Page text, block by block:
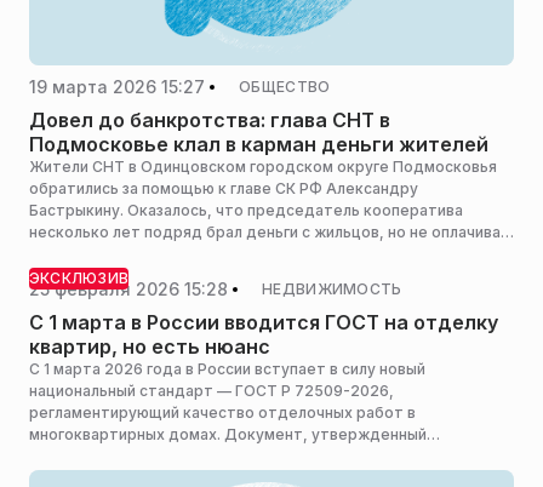
19 марта 2026 15:27 ОБЩЕСТВО
Довел до банкротства: глава СНТ в
Подмосковье клал в карман деньги жителей
Жители СНТ в Одинцовском городском округе Подмосковья
обратились за помощью к главе СК РФ Александру
Бастрыкину. Оказалось, что председатель кооператива
несколько лет подряд брал деньги с жильцов, но не оплачивал
центр СК России.
ЭКСКЛЮЗИВ
25 февраля 2026 15:28 НЕДВИЖИМОСТЬ
С 1 марта в России вводится ГОСТ на отделку
квартир, но есть нюанс
С 1 марта 2026 года в России вступает в силу новый
национальный стандарт — ГОСТ Р 72509-2026,
регламентирующий качество отделочных работ в
многоквартирных домах. Документ, утвержденный
«хороший ремонт» и снизить число конфликтов между